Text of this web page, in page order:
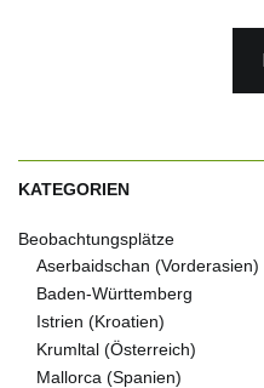
KATEGORIEN
Beobachtungsplätze
Aserbaidschan (Vorderasien)
Baden-Württemberg
Istrien (Kroatien)
Krumltal (Österreich)
Mallorca (Spanien)